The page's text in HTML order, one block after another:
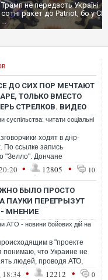
Трамп не передасть Україні
сотні ракет до Patriot, бо у
...
ДО СИХ ПОР МЕЧТАЮТ
ТОЛЬКО ВМЕСТО
СТРЕЛКОВ. ВИДЕО
суспільства: читати соціальні
ходят в днр-
По ссылке запись
"Зелло". Дончане
оккупационной
и...
• 12805 • 10
БЫЛО ПРОСТО
ПАУКИ ПЕРЕГРЫЗУТ
- МНЕНИЕ
АТО - новини бойових дій на
в "проекте
понимаю, что Украине не
людей, проводя АТО,
ждать, пока пауки пер...
18:34 • 12212 • 0